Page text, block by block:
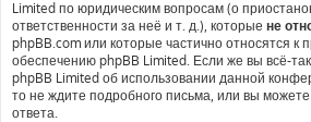
Limited по юридическим вопросам (о
ответственности за неё и т. д.), которые не
phpBB.com или которые частично относятся к
обеспечению phpBB Limited. Если же вы всё-
phpBB Limited об использовании данной
то не ждите подробного письма, или вы
ответа.